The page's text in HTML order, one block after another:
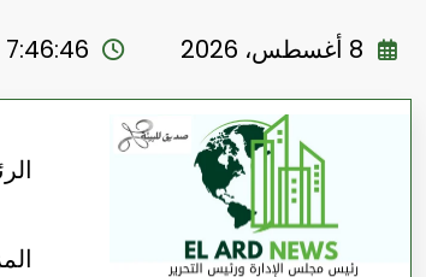
8 أغسطس، 2026 7:46:47 AM